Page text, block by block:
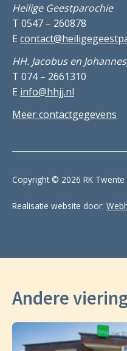
Heilige Geestparochie
T 0547 – 260878
E
HH. Jacobus en
T 074 – 2661310
E info@hhjj.nl
Meer contactgegevens
Copyright © 2026 RK Twente
Realisatie website door:
Andere